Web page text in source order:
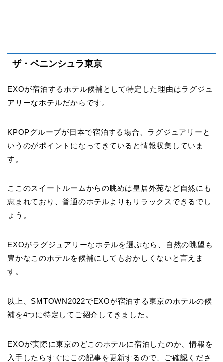
ザ・ペニンシュラ東京
EXOが宿泊するホテル候補として特定した理由はラグジュ
アリーなホテルだからです。
KPOPグループが日本で宿泊する場合、ラグジュアリーと
いうのがポイントになってきていると情報収集していま
す。
ここのスイートルームからの眺めは皇居外苑など自然にも
恵まれており、普通のホテルよりもリラックスできるでし
ょう。
EXOがラグジュアリーなホテルを選ぶなら、自然の眺望も
豊かなこのホテルを候補にしてもおかしくないと言えま
す。
以上、SMTOWN2022でEXOが宿泊する東京のホテルの候
補を4つに特定してご紹介してきました。
EXOが実際に東京のどこのホテルに宿泊したのか、情報を
入手したらすぐにこの記事を更新するので、ご確認くださ